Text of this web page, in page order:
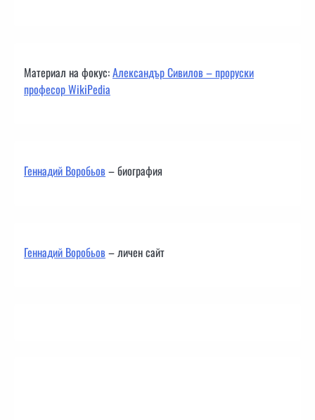
Материал на фокус:Александър Сивилов – проруски
професор WikiPedia
Геннадий Воробьов– биография
Геннадий Воробьов– личен сайт